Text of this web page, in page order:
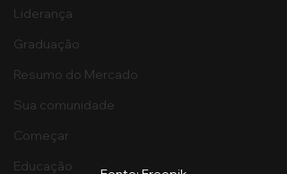
Liderança
Graduação
Resumo do Mercado
Sua comunidade
Começar
Educação